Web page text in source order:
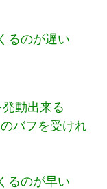
るのが遅い
動出来る
バフを受けれ
るのが早い